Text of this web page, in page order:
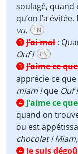
soulagé,
qu’on l’a
vu.
EN
3 J’ai mal :
Ouf !
EN
3 J’aime ce
apprécie ce
miam !que Ouf !
4 J’aime ce
quand on
ou est
chocolat !
4 Je suis